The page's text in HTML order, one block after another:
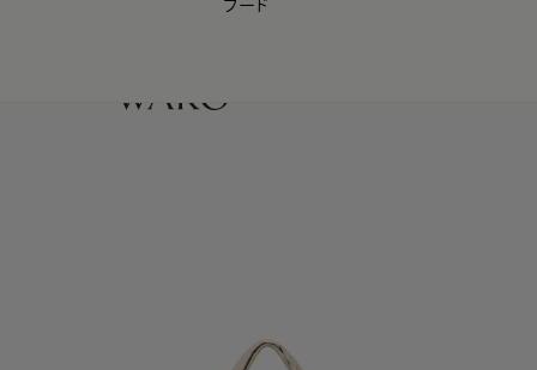
【会員様限定】夏のプレゼントキャンペーン開催中
フード